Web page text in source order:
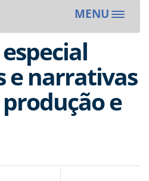
MENU
Toggle
e narrativas
e